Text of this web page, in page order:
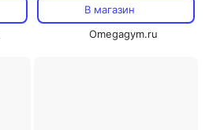
В магазин
Omegagym.ru